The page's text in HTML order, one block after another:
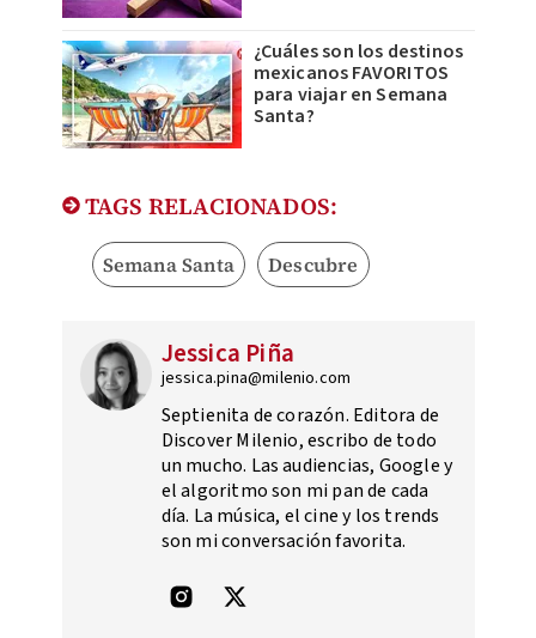
¿Cuáles son los destinos
mexicanos FAVORITOS
para viajar en Semana
Santa?
TAGS RELACIONADOS:
Semana Santa Descubre
Jessica Piña
jessica.pina@milenio.com
Septienita de corazón. Editora de
Discover Milenio, escribo de todo
un mucho. Las audiencias, Google y
el algoritmo son mi pan de cada
día. La música, el cine y los trends
son mi conversación favorita.